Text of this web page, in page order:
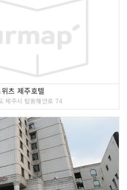
츠 제주호텔
제주시 탑동해안로 74